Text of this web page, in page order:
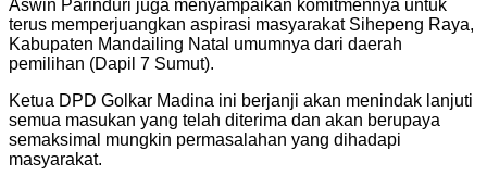
Aswin Parinduri juga menyampaikan komitmennya untuk
terus memperjuangkan aspirasi masyarakat Sihepeng Raya,
Kabupaten Mandailing Natal umumnya dari daerah
pemilihan (Dapil 7 Sumut).
Ketua DPD Golkar Madina ini berjanji akan menindak lanjuti
semua masukan yang telah diterima dan akan berupaya
semaksimal mungkin permasalahan yang dihadapi
masyarakat.